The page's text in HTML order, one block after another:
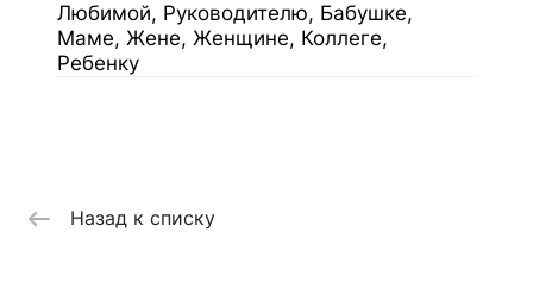
Любимой, Руководителю, Бабушке,
Маме, Жене, Женщине, Коллеге,
Ребенку
Назад к списку